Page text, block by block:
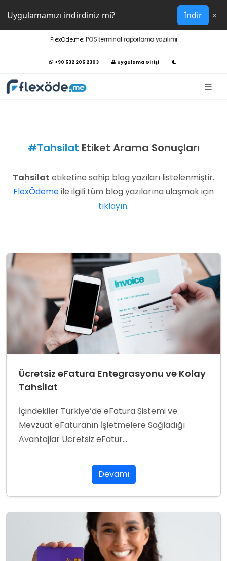
Uygulamamızı indirdiniz mi? İndir ×
FlexÖde.me:POS terminal raporlama yazılımı
+90 532 205 2303 Uygulama Girişi
#Tahsilat Etiket Arama Sonuçları
Tahsilat etiketine sahip blog yazıları listelenmiştir.
FlexÖdemeile ilgili tüm blog yazılarına ulaşmak için
tıklayın.
Ücretsiz eFatura Entegrasyonu ve Kolay
Tahsilat
İçindekiler Türkiye’de eFatura Sistemi ve
Mevzuat eFaturanın İşletmelere Sağladığı
Avantajlar Ücretsiz eFatur...
Devamı